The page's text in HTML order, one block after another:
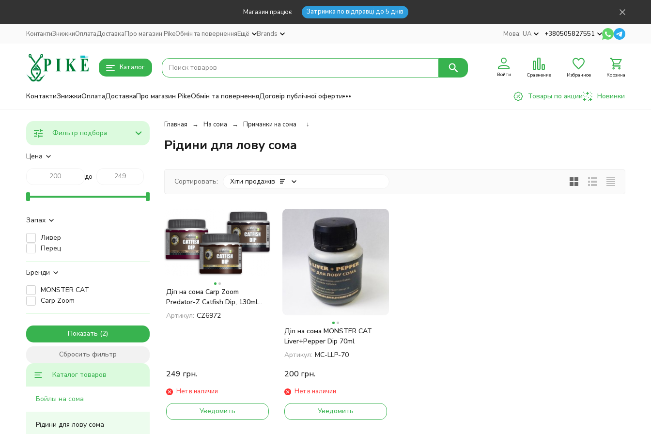
Магазин працює Затримка по відправці до 5 днів
КонтактиЗнижкиОплатаДоставкаПро магазин PikeОбмін та поверненняЕщё Brands Мова: UA +380505827551
Каталог
Войти Сравнение Избранное Корзина
КонтактиЗнижкиОплатаДоставкаПро магазин PikeОбмін та поверненняДоговір публічної оферти Товары по акции Новинки
Главная На сома Приманки на сома ↓
Рідини для лову сома
Сортировать: Хіти продажів
Діп на сома Carp Zoom
Predator-Z Catfish Dip, 130ml
liver extract
Артикул: CZ6972
249 грн.
Нет в наличии
Уведомить
Діп на сома MONSTER CAT
Liver+Pepper Dip 70ml
Артикул: MC-LLP-70
200 грн.
Нет в наличии
Уведомить
Фильтр подбора
Цена
до
Запах
Ливер
Перец
Бренди
MONSTER CAT
Carp Zoom
Показать
Сбросить фильтр
Каталог товаров
Бойлы на сома
Рідини для лову сома